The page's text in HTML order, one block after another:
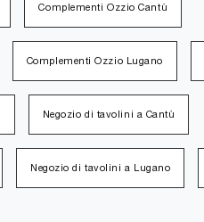
Complementi Ozzio Cantù
Complementi Ozzio Lugano
Negozio di tavolini a Cantù
Negozio di tavolini a Lugano